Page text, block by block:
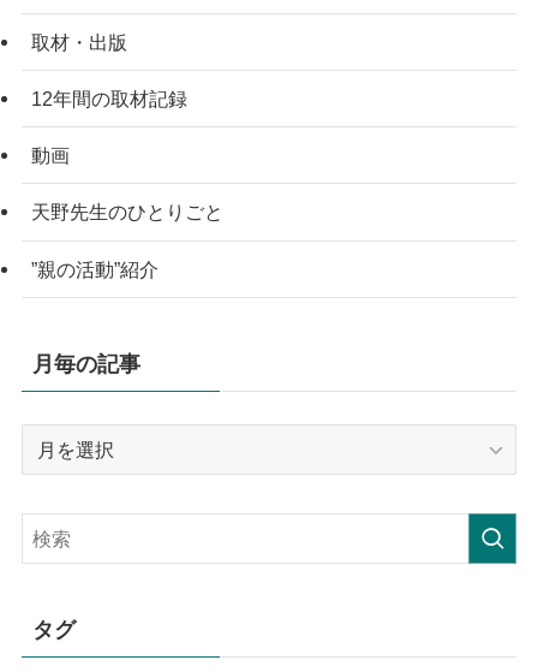
取材・出版
12年間の取材記録
動画
天野先生のひとりごと
”親の活動”紹介
月毎の記事
記
事
タグ